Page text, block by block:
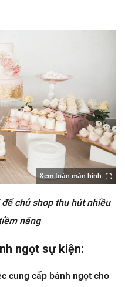
Xem toàn màn hình
chủ shop thu hút nhiều
năng
ngọt sự kiện:
cung cấp bánh ngọt cho